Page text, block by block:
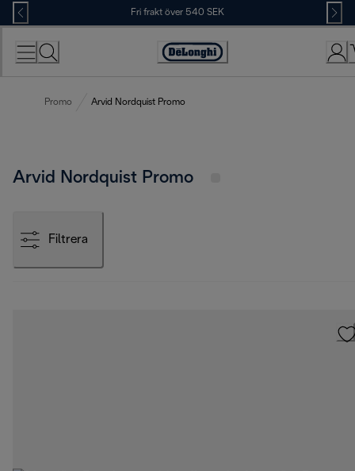
Skip
to
Content
Fri frakt över 540 SEK
Accessibility
Promo Arvid Nordquist Promo
Arvid Nordquist Promo
Filtrera